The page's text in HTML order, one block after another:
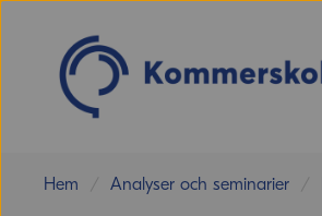
Hem Analyser och seminarier